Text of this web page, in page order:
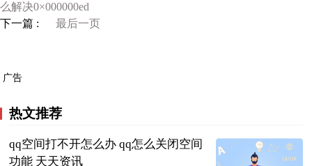
么解决0×000000ed
下一篇 :
最后一页
广告
热文推荐
qq空间打不开怎么办 qq怎么关闭空间
功能 天天资讯